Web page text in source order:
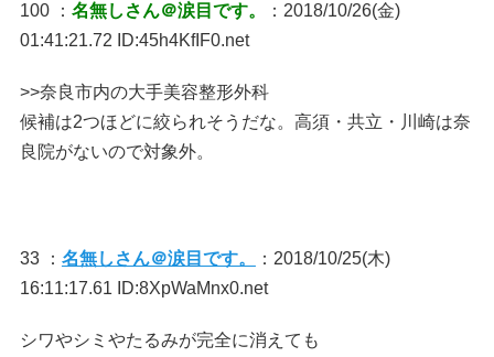
100 ： 名無しさん＠涙目です。
：2018/10/26(金)
01:41:21.72 ID:45h4KfIF0.net
>>奈良市内の大手美容整形外科
候補は2つほどに絞られそうだな。高須・共立・川崎は奈
良院がないので対象外。
33 ： 名無しさん＠涙目です。
：2018/10/25(木)
16:11:17.61 ID:8XpWaMnx0.net
シワやシミやたるみが完全に消えても